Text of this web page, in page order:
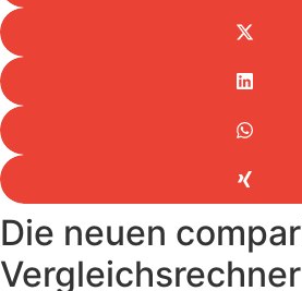
Die neuen